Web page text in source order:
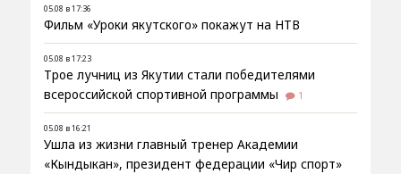
05.08 в 17:36
Фильм «Уроки якутского» покажут на НТВ
05.08 в 17:23
Трое лучниц из Якутии стали победителями
всероссийской спортивной программы
1
05.08 в 16:21
Ушла из жизни главный тренер Академии
«Кындыкан», президент федерации «Чир спорт»